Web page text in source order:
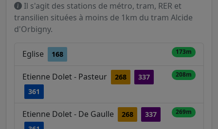
Il s'agit des stations de métro, tram, RER et
transilien situées à moins de 1km du tram Alcide
d'Orbigny.
Eglise 168 173m
Etienne Dolet - Pasteur 268
337
361
208m
Etienne Dolet - De Gaulle 268
337
269m